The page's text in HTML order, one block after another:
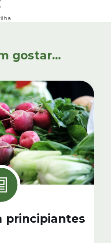
gostar...
principiantes